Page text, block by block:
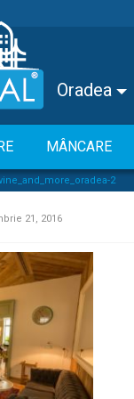
Oradea
MÂNCARE
2
21, 2016